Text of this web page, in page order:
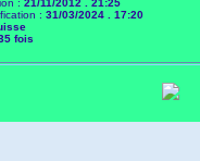
: 21/11/2012 . 21:25
: 31/03/2024 . 17:20
fois